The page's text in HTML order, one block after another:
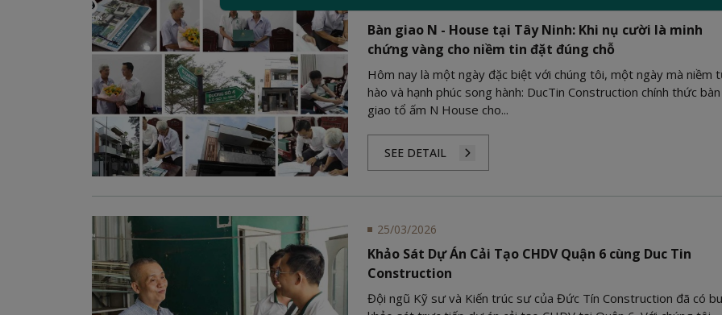
Bàn giao N - House tại Tây Ninh: Khi nụ cười là minh
chứng vàng cho niềm tin đặt đúng chỗ
Hôm nay là một ngày đặc biệt với chúng tôi, một ngày mà niềm
hào và hạnh phúc song hành: DucTin Construction chính thức bàn
giao tổ ấm N House cho...
SEE DETAIL
25/03/2026
Khảo Sát Dự Án Cải Tạo CHDV Quận 6 cùng Duc Tin
Construction
Đội ngũ Kỹ sư và Kiến trúc sư của Đức Tín Construction đã có